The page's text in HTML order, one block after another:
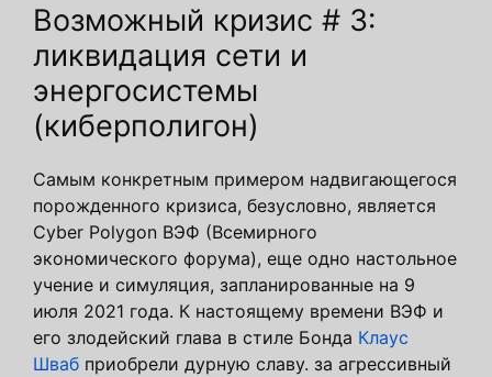
Возможный кризис # 3:
ликвидация сети и
энергосистемы
(киберполигон)
Самым конкретным примером надвигающегося
порожденного кризиса, безусловно, является
Cyber ​​Polygon ВЭФ (Всемирного
экономического форума), еще одно настольное
учение и симуляция, запланированные на 9
июля 2021 года. К настоящему времени ВЭФ и
его злодейский глава в стиле Бонда Клаус
Шваб приобрели дурную славу. за агрессивный